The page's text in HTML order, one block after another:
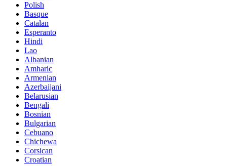
Polish
Basque
Catalan
Esperanto
Hindi
Lao
Albanian
Amharic
Armenian
Azerbaijani
Belarusian
Bengali
Bosnian
Bulgarian
Cebuano
Chichewa
Corsican
Croatian